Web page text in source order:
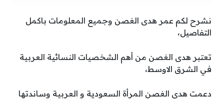
نشرح لكم عمر هدى الغصن وجميع المعلومات باكمل
التفاصيل،
تعتبر هدى الغصن من أهم الشخصيات النسائية العربية
في الشرق الاوسط،
دعمت هدى الغصن المرأة السعودية و العربية وساندتها